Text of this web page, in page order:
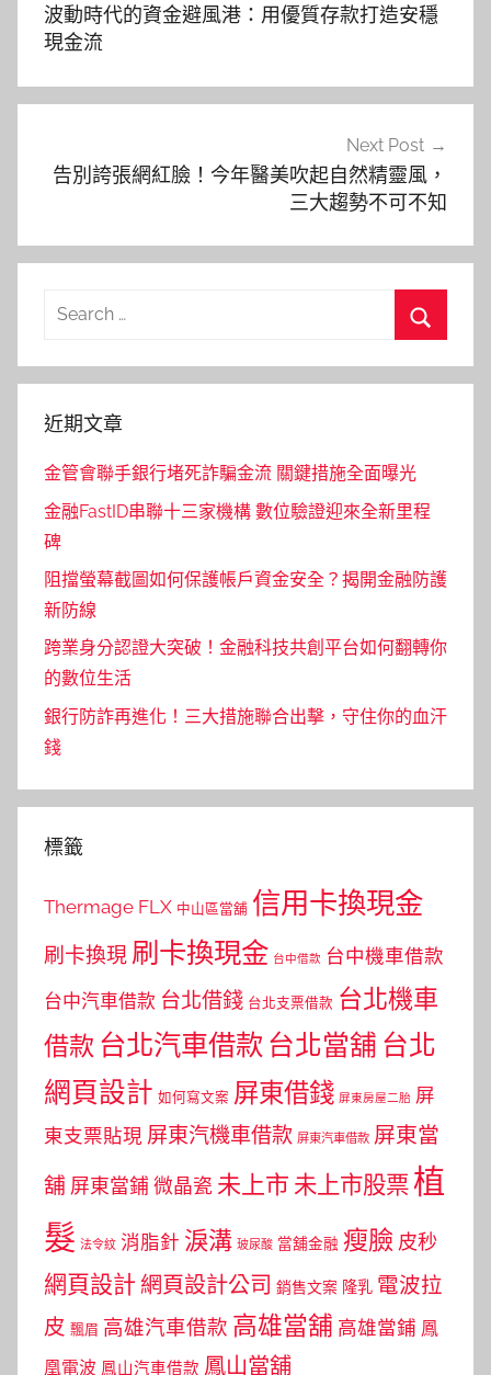
導
覽
波動時代的資金避風港：用優質存款打造安穩
現金流
Next Post
告別誇張網紅臉！今年醫美吹起自然精靈風，
三大趨勢不可不知
Search
近期文章
金管會聯手銀行堵死詐騙金流 關鍵措施全面曝光
金融FastID串聯十三家機構 數位驗證迎來全新里程
碑
阻擋螢幕截圖如何保護帳戶資金安全？揭開金融防護
新防線
跨業身分認證大突破！金融科技共創平台如何翻轉你
的數位生活
銀行防詐再進化！三大措施聯合出擊，守住你的血汗
錢
標籤
Thermage FLX 中山區當舖 信用卡換現金
刷卡換現 刷卡換現金 台中借款 台中機車借款
台中汽車借款 台北借錢 台北支票借款 台北機車
借款 台北汽車借款 台北當舖 台北
網頁設計 如何寫文案 屏東借錢 屏東房屋二胎 屏
東支票貼現 屏東汽機車借款 屏東汽車借款 屏東當
舖 屏東當鋪 微晶瓷 未上市 未上市股票植
髮 法令紋 消脂針 淚溝 玻尿酸 當舖金融 瘦臉 皮秒
網頁設計 網頁設計公司 銷售文案 隆乳 電波拉
皮 飄眉 高雄汽車借款 高雄當舖 高雄當鋪 鳳
凰電波 鳳山汽車借款 鳳山當舖